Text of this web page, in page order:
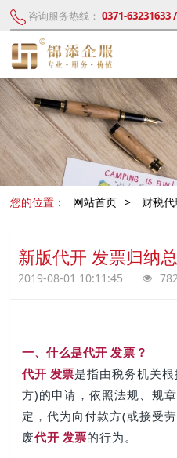
咨询服务热线： 0371-63231633
您的位置： 网站首页 > 财税代
新版代开 发票归纳
2019-08-01 10:11:45
一、什么是代开 发票 ？
代开 发票是指由税务机关
方)的申请，依照法规、规
定，代为向付款方(或接受
废代开 发票的行为。